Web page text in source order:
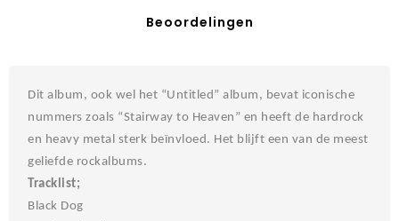
Beoordelingen
Dit album, ook wel het “Untitled” album, bevat iconische
nummers zoals “Stairway to Heaven” en heeft de hardrock
en heavy metal sterk beïnvloed. Het blijft een van de meest
geliefde rockalbums.
Tracklist;
Black Dog